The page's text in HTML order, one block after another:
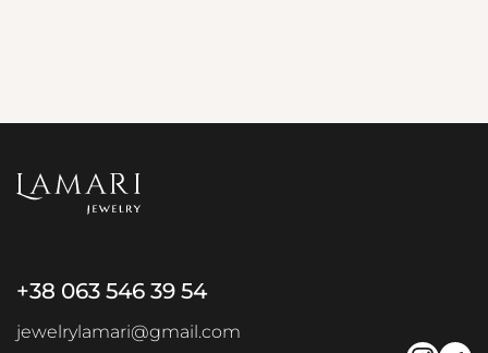
+38 063 546 39 54
jewelrylamari@gmail.com